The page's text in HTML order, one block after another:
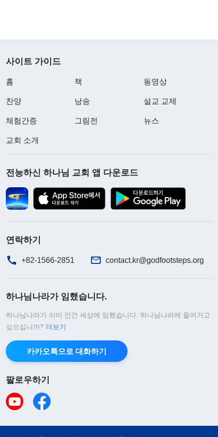
람들까지도 책임자를 오해하도록 만들었습니다. 그
습니다. 리더는 어머니의 행동을 해부하고 반성의 시
간을 갖도록 격리 조치를 취하도록 경고했지만, 어머
니께서는 반성하지 않으셨고, 오히려 예배를 돌아다
고, 뒤에서 판단하며 이간질하고, 일부러 형제자매들
사이를 교묘히 분열시켜 교회 사역에 혼란을 가져왔
그녀는 전혀 뉘우치는 기색 없이 오히려 지속적으로
악을 행하며 교회 사역과 형제자매들의 생명 진입을
된 게 아니었고, 제가 생각했던 것처럼 심각한 패괴
며, 그녀의 실질은 악인이라는 사실이 드러난 것입니
개하지 않을 것입니다. 교회는 원칙에 따라 그녀를
지 않도록 보호했습니다. 이러한 처리는 완전히 공정
하며, 진리 원칙에 부합하는 것이었습니다. 예전에는
사이트 가이드
홈 책 동영상
찬양 낭송 설교 교제
체험간증 그림전 뉴스
교회 소개
전능하신 하나님 교회 앱 다운로드
연락하기
+82-1566-2851 contact.kr@godfootsteps.org
하나님나라가 임했습니다.
하나님나라가 이미 인간 세상에 임했습니다. 하나님나라에 들어가고
싶으십니까? 더보기
카카오톡으로 대화하기
팔로우하기